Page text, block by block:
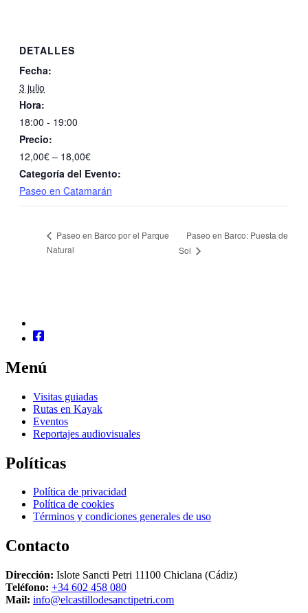
DETALLES
Fecha:
3 julio
Hora:
18:00 - 19:00
Precio:
12,00€ – 18,00€
Categoría del Evento:
Paseo en Catamarán
Paseo en Barco por el Parque
Natural
Paseo en Barco: Puesta de
Sol
Menú
Visitas guiadas
Rutas en Kayak
Eventos
Reportajes audiovisuales
Políticas
Política de privacidad
Política de cookies
Términos y condiciones generales de uso
Contacto
Dirección: Islote Sancti Petri 11100 Chiclana (Cádiz)
Teléfono: +34 602 458 080
Mail: info@elcastillodesanctipetri.com